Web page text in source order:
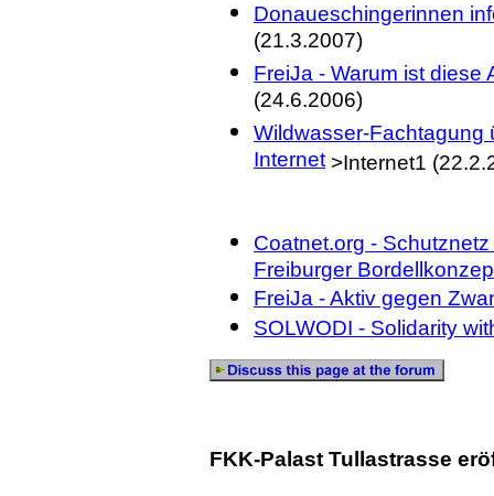
Donaueschingerinnen
(21.3.2007)
FreiJa - Warum ist diese
(24.6.2006)
Wildwasser-Fachtagung
Internet>Internet1
Coatnet.org -
Freiburger
FreiJa - Aktiv gegen
SOLWODI - Solidarity
FKK-Palast Tullastrasse